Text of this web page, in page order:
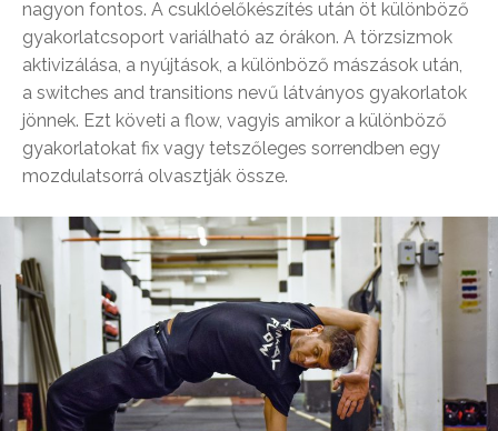
nagyon fontos. A csuklóelőkészítés után öt különböző
gyakorlatcsoport variálható az órákon. A törzsizmok
aktivizálása, a nyújtások, a különböző mászások után,
a switches and transitions nevű látványos gyakorlatok
jönnek. Ezt követi a flow, vagyis amikor a különböző
gyakorlatokat fix vagy tetszőleges sorrendben egy
mozdulatsorrá olvasztják össze.